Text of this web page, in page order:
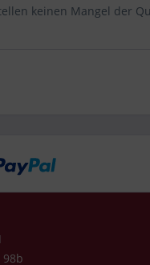
keinen Mangel der
98b